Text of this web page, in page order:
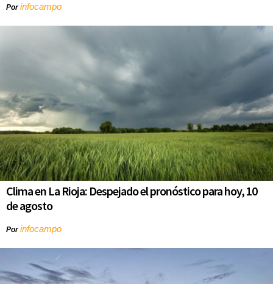
Porinfocampo
Clima en La Rioja: Despejado el pronóstico para hoy, 10
de agosto
Porinfocampo